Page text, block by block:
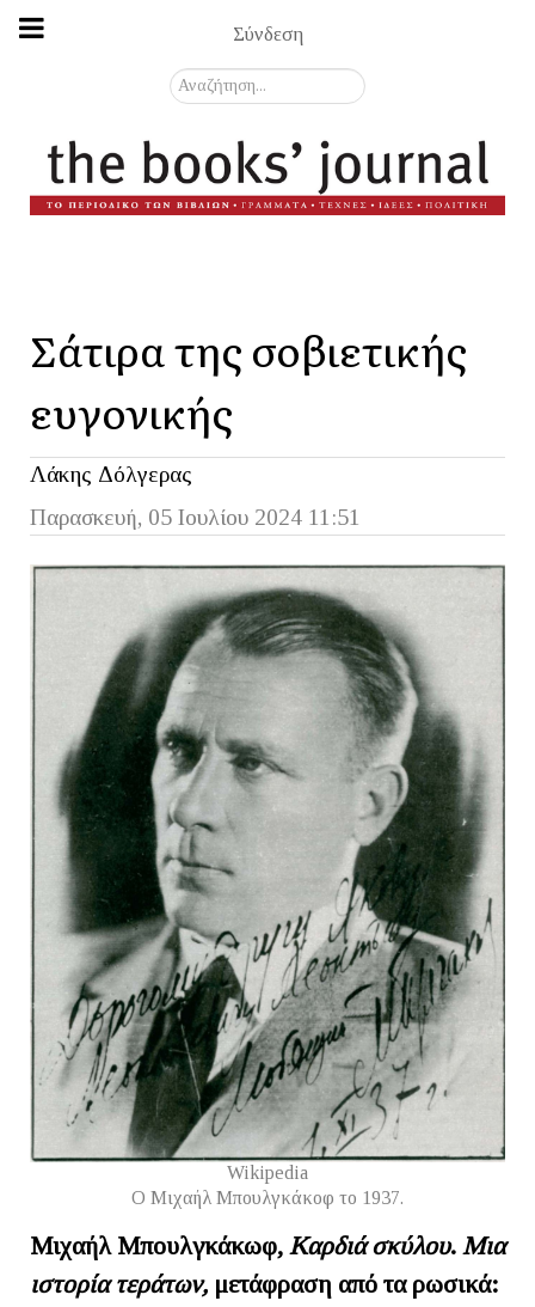
Σύνδεση
Αναζήτηση...
Σάτιρα της σοβιετικής
ευγονικής
Λάκης Δόλγερας
Παρασκευή, 05 Ιουλίου 2024 11:51
Wikipedia
O Μιχαήλ Μπουλγκάκοφ το 1937.
Μιχαήλ Μπουλγκάκωφ, Καρδιά σκύλου. Μια
ιστορία τεράτων, μετάφραση από τα ρωσικά: